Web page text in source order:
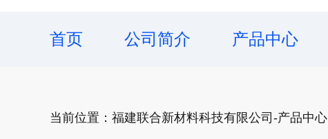
首页 公司简介 产品中心
当前位置：福建联合新材料科技有限公司-产品中心